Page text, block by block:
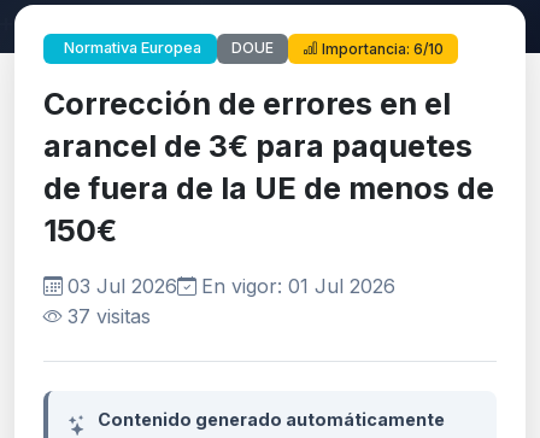
Normativa Europea DOUE Importancia: 6/10
Corrección de errores en el
arancel de 3€ para paquetes
de fuera de la UE de menos de
150€
03 Jul 2026
En vigor: 01 Jul 2026
37 visitas
Contenido generado automáticamente